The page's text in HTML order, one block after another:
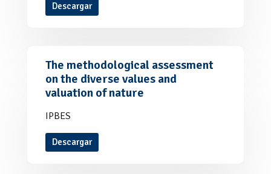
Descargar
The methodological assessment
on the diverse values and
valuation of nature
IPBES
Descargar